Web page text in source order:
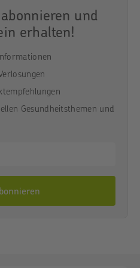
und
erhalten!
Gesundheitsthemen und